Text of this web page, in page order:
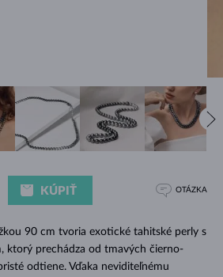
90 cm tvoria exotické tahitské perly s
ktorý prechádza od tmavých čierno-
odtiene. Vďaka neviditeľnému
KÚPIŤ OTÁZKA